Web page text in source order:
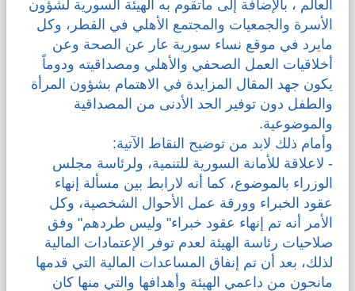
العالم ، بالإضافة إلى ماتقوم به الهيئة السورية لشؤون
الأسرة والجمعيات والمجتمع الأهلي في القطر، وكل
مايرد في موقع نساء سورية عار عن الصحة وعن
أخلاقيات العمل الصحفي والأهلي ومصداقيته ودوماً
يكون جهد المقال المزايدة في الاهتمام بشؤون المرأة
والطفل دون توفير الحد الأدنى من المصداقية
والموضوعية.
وأمام ذلك لابد من توضيح النقاط الآتية:
- لاعلاقة للأمانة السورية للتنمية، ولرئاسة مجلس
الوزراء بالموضوع، كما أنه لارابط بين مسألة إنهاء
عقود الخبراء وورقة عمل الأحوال الشخصية، وكل
الأمر أنه تم إنهاء عقود خبراء" وليس طردهم" وفق
صلاحيات رئاسة الهيئة لعدم توفر الإعتمادات المالية
لذلك، بعد أن تم إنفاق المساعدات المالية التي قدمها
مانحون من داعمي الهيئة وأهدافها والتي منها كان